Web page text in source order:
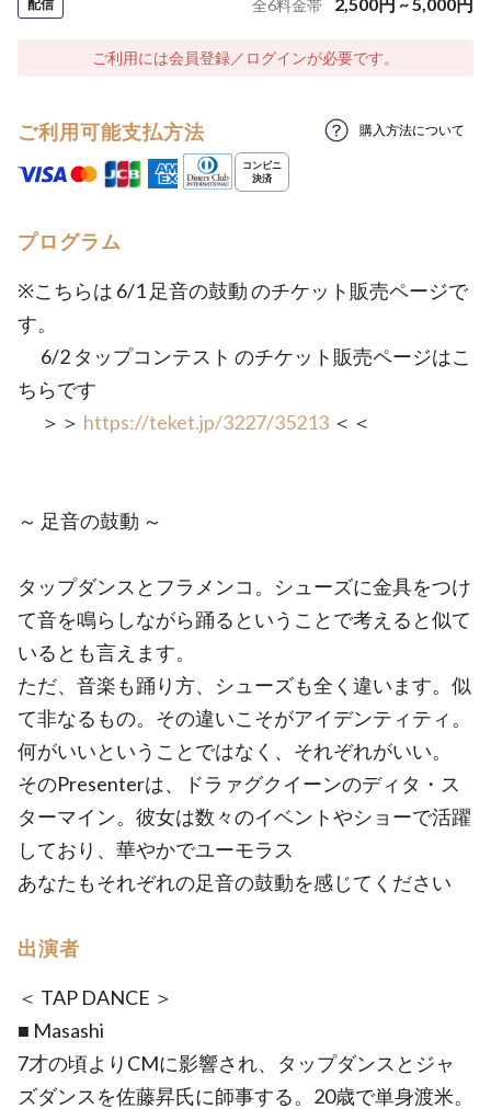
配信 全6料金帯
ご利用には会員登録／ログインが必要です。
ご利用可能支払方法 購入方法について
プログラム
※こちらは 6/1 足音の鼓動 のチケット販売ページで
す。
6/2 タップコンテスト のチケット販売ページはこ
ちらです
＞＞ https://teket.jp/3227/35213 ＜＜
～ 足音の鼓動 ～
タップダンスとフラメンコ。シューズに金具をつけ
て音を鳴らしながら踊るということで考えると似て
いるとも言えます。
ただ、音楽も踊り方、シューズも全く違います。似
て非なるもの。その違いこそがアイデンティティ。
何がいいということではなく、それぞれがいい。
そのPresenterは、ドラァグクイーンのディタ・ス
ターマイン。彼女は数々のイベントやショーで活躍
しており、華やかでユーモラス
あなたもそれぞれの足音の鼓動を感じてください
出演者
＜ TAP DANCE ＞
■ Masashi
7才の頃よりCMに影響され、タップダンスとジャ
ズダンスを佐藤昇氏に師事する。20歳で単身渡米。